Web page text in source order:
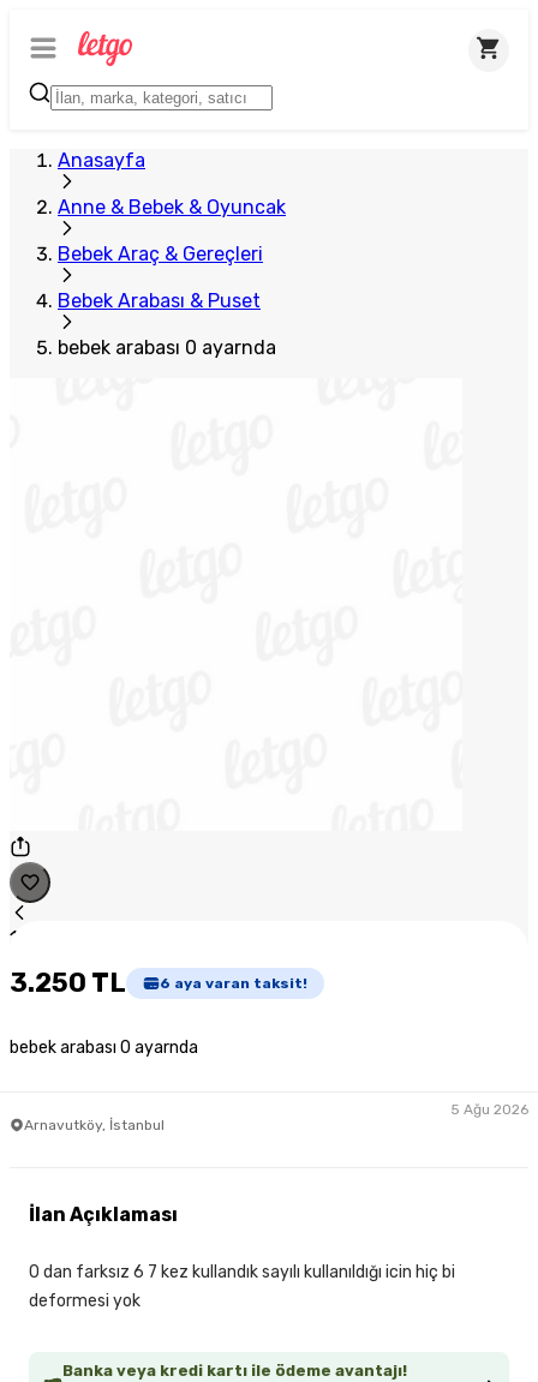
Anasayfa
Anne & Bebek & Oyuncak
Bebek Araç & Gereçleri
Bebek Arabası & Puset
bebek arabası 0 ayarnda
1
3.250 TL 6 aya varan taksit!
bebek arabası 0 ayarnda
Arnavutköy, İstanbul
5 Ağu 2026
Banka veya kredi kartı ile ödeme avantajı!
İlan Açıklaması
0 dan farksız 6 7 kez kullandık sayılı kullanıldığı icin hiç bi
deformesi yok